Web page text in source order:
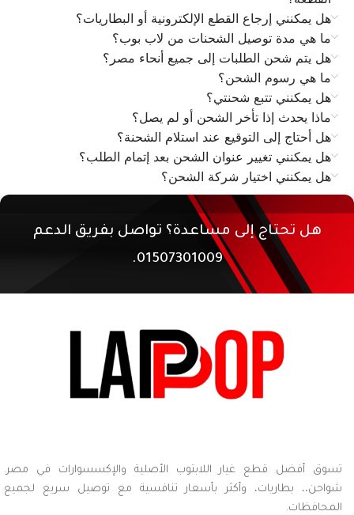
هل يمكنني إرجاع القطع الإلكترونية أو البطاريات؟
ما هي مدة توصيل الشحنات من لاب بوب؟
هل يتم شحن الطلبات إلى جميع أنحاء مصر؟
ما هي رسوم الشحن؟
هل يمكنني تتبع شحنتي؟
ماذا يحدث إذا تأخر الشحن أو لم يصل؟
هل أحتاج إلى التوقيع عند استلام الشحنة؟
هل يمكنني تغيير عنوان الشحن بعد إتمام الطلب؟
هل يمكنني اختيار شركة الشحن؟
هل تحتاج إلى مساعدة؟ تواصل بفريق الدعم
01507301009.
تسوق أفضل قطع غيار اللابتوب الأصلية والإكسسوارات في مصر.
شواحن،، بطاريات، وأكثر بأسعار تنافسية مع توصيل سريع لجميع
المحافظات.